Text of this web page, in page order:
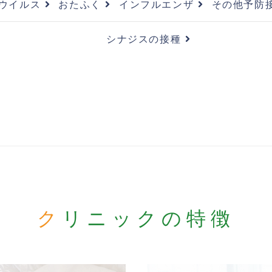
イルス おたふく インフルエンザ その他予防
シナジスの接種
クリニックの 特徴